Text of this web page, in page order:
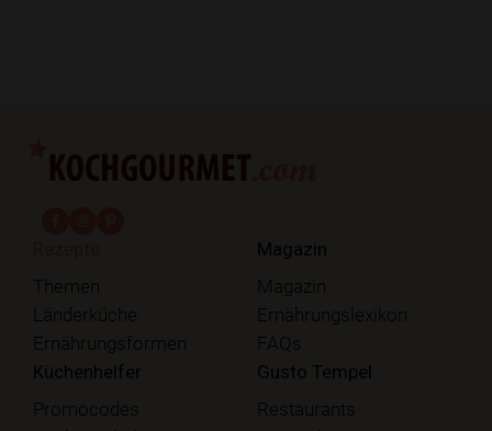
Themen
Länderküche
Ernährungsformen
Magazin
Magazin
Ernährungslexikon
FAQs
Küchenhelfer
Promocodes
Gusto Tempel
Restaurants